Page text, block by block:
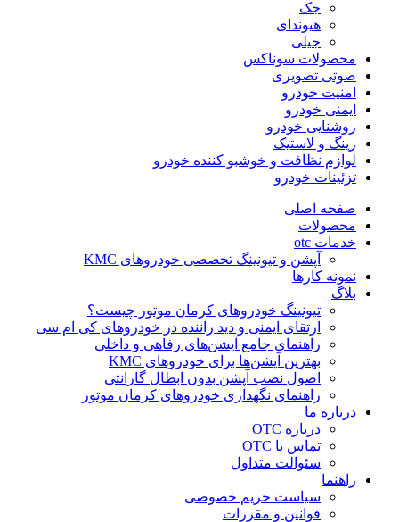
جک
هیوندای
جیلی
محصولات سوناکس
صوتی تصویری
امنیت خودرو
ایمنی خودرو
روشنایی خودرو
رینگ و لاستیک
لوازم نظافت و خوشبو کننده خودرو
تزئینات خودرو
صفحه اصلی
محصولات
خدمات otc
آپشن و تیونینگ تخصصی خودروهای KMC
نمونه کارها
بلاگ
تیونینگ خودروهای کرمان موتور چیست؟
ارتقای ایمنی و دید راننده در خودروهای کی ام سی
راهنمای جامع آپشن‌های رفاهی و داخلی
بهترین آپشن‌ها برای خودروهای KMC
اصول نصب آپشن بدون ابطال گارانتی
راهنمای نگهداری خودروهای کرمان موتور
درباره ما
درباره OTC
تماس با OTC
سئوالت متداول
راهنما
سیاست حریم خصوصی
قوانین و مقررات